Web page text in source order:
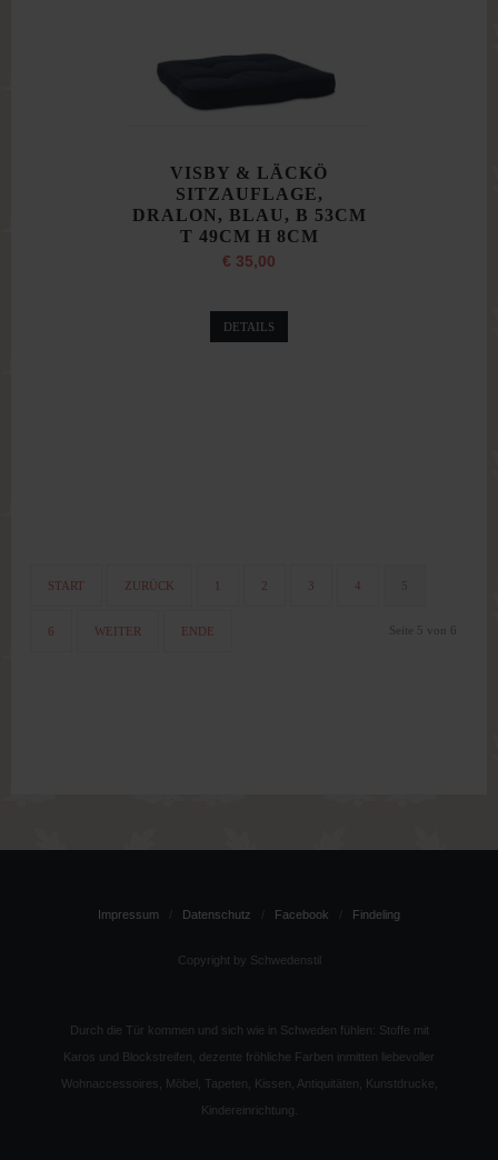
VISBY & LÄCKÖ
SITZAUFLAGE,
DRALON, BLAU, B 53CM
T 49CM H 8CM
€ 35,00
DETAILS
START ZURÜCK 1 2 3 4
6 WEITER ENDE Seite 5 von 6
Impressum Datenschutz Facebook Findeling
Copyright by Schwedenstil
Durch die Tür kommen und sich wie in Schweden fühlen: Stoffe mit
Karos und Blockstreifen, dezente fröhliche Farben inmitten liebevoller
Wohnaccessoires, Möbel, Tapeten, Kissen, Antiquitäten, Kunstdrucke,
Kindereinrichtung.